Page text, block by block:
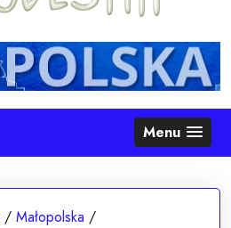
Menu
/ Małopolska /